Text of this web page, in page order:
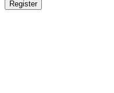
Register